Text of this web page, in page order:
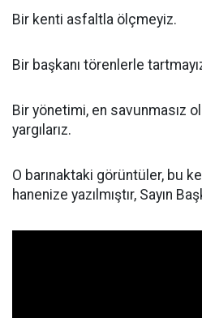
Bir kenti asfaltla ölçmeyiz.
Bir başkanı törenlerle
Bir yönetimi, en savunmasız
yargılarız.
O barınaktaki görüntüler, bu
hanenize yazılmıştır, Sayın